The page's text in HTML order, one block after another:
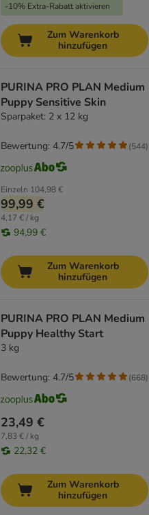
-10% Extra-Rabatt aktivieren
Zum Warenkorb
hinzufügen
PURINA PRO PLAN Medium
Puppy Sensitive Skin
Sparpaket: 2 x 12 kg
Einzeln 104,98 €
99,99 €
4,17 € / kg
94,99 €
Bewertung: 4.7/5 (544)
Zum Warenkorb
hinzufügen
PURINA PRO PLAN Medium
Puppy Healthy Start
3 kg
23,49 €
7,83 € / kg
22,32 €
Bewertung: 4.7/5 (668)
Zum Warenkorb
hinzufügen